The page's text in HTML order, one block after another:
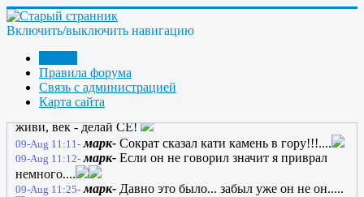
Включить/выключить навигацию
Правила форума
Связь с администрацией
Карта сайта
создадим!!!.....
08-Aug 21:42- anatol130164-
нужно, как и нахой футбол
08-Aug 21:55-
Пускай оно не может быть, Пускай оно печалью станет, Но
как на свете без CЕ прожить?
09-Aug 09:12- марк-Как?
09-Aug 10:47- anatol130164-
живи, век - делай СЕ!
09-Aug 11:11- марк- Сократ сказал кати камень в гору!!!....
09-Aug 11:12- марк- Если он не говорил значит я приврал
немного....
09-Aug 11:25- марк- Давно это было... забыл уже он не он.....